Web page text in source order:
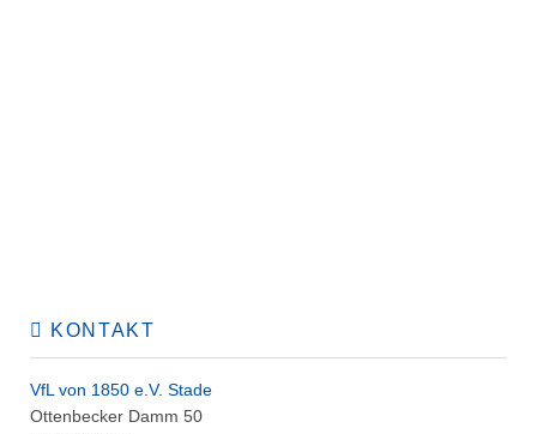
KONTAKT
VfL von 1850 e.V. Stade
Ottenbecker Damm 50